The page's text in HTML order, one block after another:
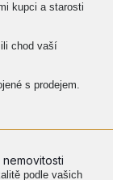
kupci a starosti
chod vaší
s prodejem.
podle vašich